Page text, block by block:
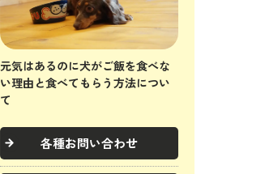
元気はあるのに犬がご飯を食べな
い理由と食べてもらう方法につい
て
各種お問い合わせ